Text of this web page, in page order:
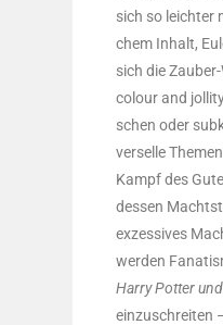
sich so leich­ter
chem Inhalt,
sich die
colour and
schen oder
ver­sel­le
Kampf des
des­sen
exzes­si­ves
wer­den
Har­ry Pot­ter
ein­zu­schrei­ten